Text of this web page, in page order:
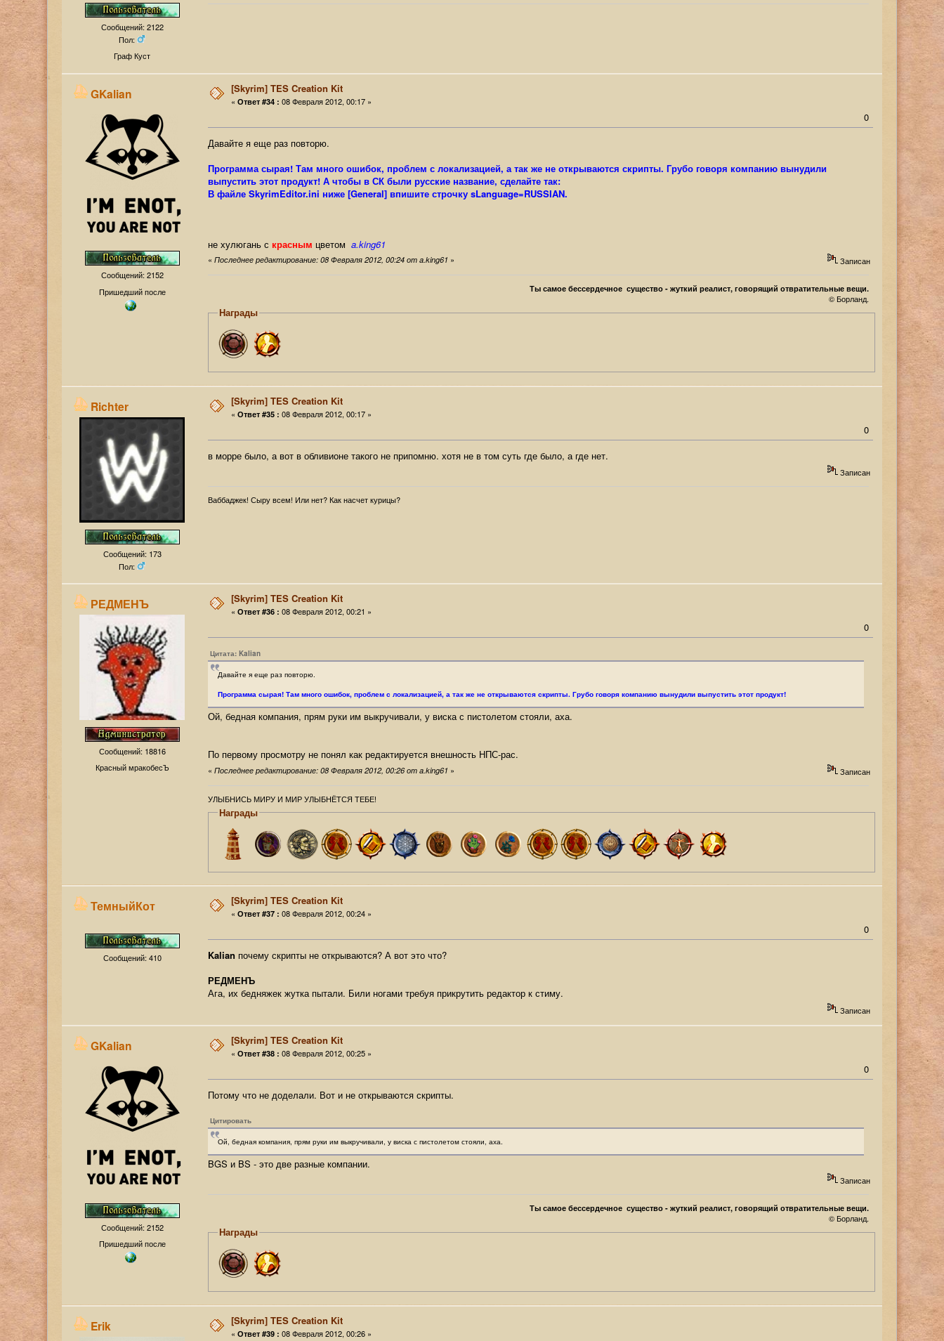
Сообщений: 2122
Пол:
Граф Куст
GKalian
Сообщений: 2152
Пришедший после
[Skyrim] TES Creation Kit
« Ответ #34 : 08 Февраля 2012, 00:17 »
0
Давайте я еще раз повторю.
Программа сырая! Там много ошибок, проблем с локализацией, а так же не открываются скрипты. Грубо говоря компанию вынудили
выпустить этот продукт! А чтобы в СК были русские название, сделайте так:
В файле SkyrimEditor.ini ниже [General] впишите строчку sLanguage=RUSSIAN.
не хулюгань с красным цветом a.king61
«Последнее редактирование: 08 Февраля 2012, 00:24 от a.king61 » Записан
Ты самое бессердечное существо - жуткий реалист, говорящий отвратительные вещи.
© Борланд.
Награды
Richter
Сообщений: 173
Пол:
[Skyrim] TES Creation Kit
« Ответ #35 : 08 Февраля 2012, 00:17 »
0
в морре было, а вот в обливионе такого не припомню. хотя не в том суть где было, а где нет.
Записан
Ваббаджек! Сыру всем! Или нет? Как насчет курицы?
РЕДМЕНЪ
Сообщений: 18816
Красный мракобесЪ
[Skyrim] TES Creation Kit
« Ответ #36 : 08 Февраля 2012, 00:21 »
0
Цитата: Kalian
Давайте я еще раз повторю.
Программа сырая! Там много ошибок, проблем с локализацией, а так же не открываются скрипты. Грубо говоря компанию вынудили выпустить этот продукт!
Ой, бедная компания, прям руки им выкручивали, у виска с пистолетом стояли, аха.
По первому просмотру не понял как редактируется внешность НПС-рас.
«Последнее редактирование: 08 Февраля 2012, 00:26 от a.king61 » Записан
УЛЫБНИСЬ МИРУ И МИР УЛЫБНЁТСЯ ТЕБЕ!
Награды
ТемныйКот
Сообщений: 410
[Skyrim] TES Creation Kit
« Ответ #37 : 08 Февраля 2012, 00:24 »
0
Kalian почему скрипты не открываются? А вот это что?
РЕДМЕНЪ
Ага, их бедняжек жутка пытали. Били ногами требуя прикрутить редактор к стиму.
Записан
GKalian
Сообщений: 2152
Пришедший после
[Skyrim] TES Creation Kit
« Ответ #38 : 08 Февраля 2012, 00:25 »
0
Потому что не доделали. Вот и не открываются скрипты.
Цитировать
Ой, бедная компания, прям руки им выкручивали, у виска с пистолетом стояли, аха.
BGS и BS - это две разные компании.
Записан
Ты самое бессердечное существо - жуткий реалист, говорящий отвратительные вещи.
© Борланд.
Награды
Erik [Skyrim] TES Creation Kit
« Ответ #39 : 08 Февраля 2012, 00:26 »